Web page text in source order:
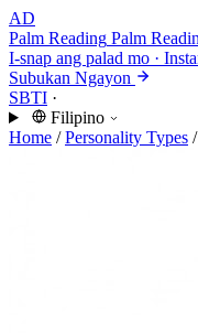
AD
Palm Reading Palm
I-snap ang palad mo ·
Subukan Ngayon
SBTI ·
Filipino
Home / Personality Types /